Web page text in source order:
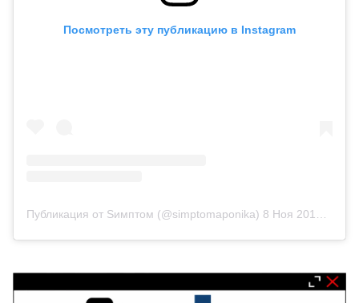
Посмотреть эту публикацию в Instagram
Публикация от Sимптом (@simptomaponika) 8 Ноя 2019 в 6:55 PST